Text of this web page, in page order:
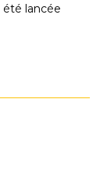
été lancée